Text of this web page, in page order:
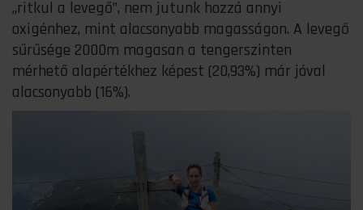
„ritkul a levegő”, nem jutunk hozzá annyi
oxigénhez, mint alacsonyabb magasságon. A levegő
sűrűsége 2000m magasan a tengerszinten
mérhető alapértékhez képest (20,93%) már jóval
alacsonyabb (16%).